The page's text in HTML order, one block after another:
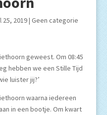
25, 2019| Geen categorie
geweest. Om 08:45
hebben we een Stille Tijd
luister jij?’
waarna iedereen
in een bootje. Om kwart